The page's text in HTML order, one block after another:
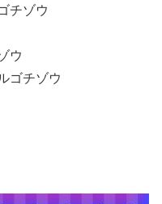
チゾウ
ウ
ゴチゾウ